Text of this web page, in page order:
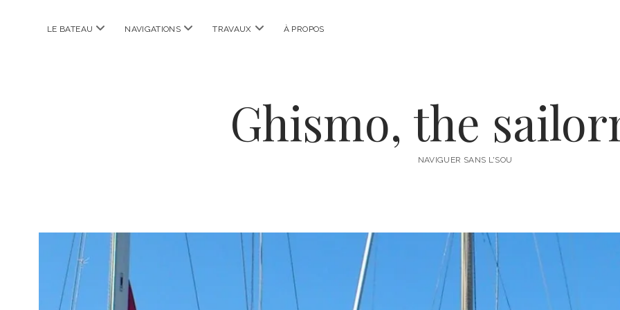
LE BATEAU ouvrir
NAVIGATIONS ouvrir
TRAVAUX ouvrir
À PROPOS
Ghismo, the
NAVIGUER SANS L'SOU